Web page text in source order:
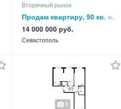
Вторичный рынок
Продам квартиру, 50 кв. м,
этаж
14 000 000 руб.
Севастополь
6